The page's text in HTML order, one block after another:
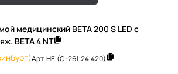
медицинский BETA 200 S LED с
BETA 4 NT
Арт.HE.(C-261.24.420)